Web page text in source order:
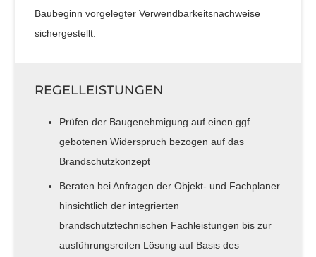
Baubeginn vorgelegter Verwendbarkeitsnachweise
sichergestellt.
REGELLEISTUNGEN
Prüfen der Baugenehmigung auf einen ggf.
gebotenen Widerspruch bezogen auf das
Brandschutzkonzept
Beraten bei Anfragen der Objekt- und Fachplaner
hinsichtlich der integrierten
brandschutztechnischen Fachleistungen bis zur
ausführungsreifen Lösung auf Basis des